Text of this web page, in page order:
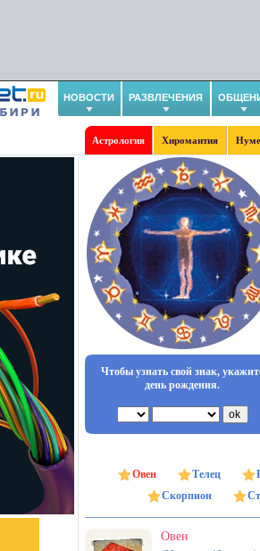
НОВОСТИ РАЗВЛЕЧЕНИЯ
Астрология Хиромантия
Чтобы узнать свой знак,
день рождения.
Овен Телец
Скорпион
Овен